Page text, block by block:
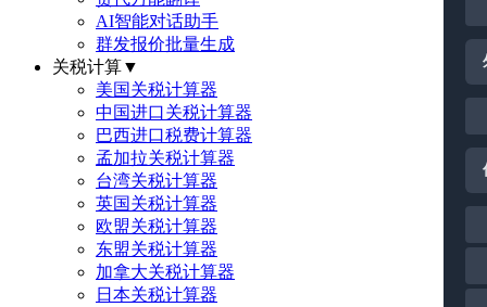
AI智能对话助手
群发报价批量生成
关税计算▼
美国关税计算器
中国进口关税计算器
巴西进口税费计算器
孟加拉关税计算器
台湾关税计算器
英国关税计算器
欧盟关税计算器
东盟关税计算器
加拿大关税计算器
日本关税计算器